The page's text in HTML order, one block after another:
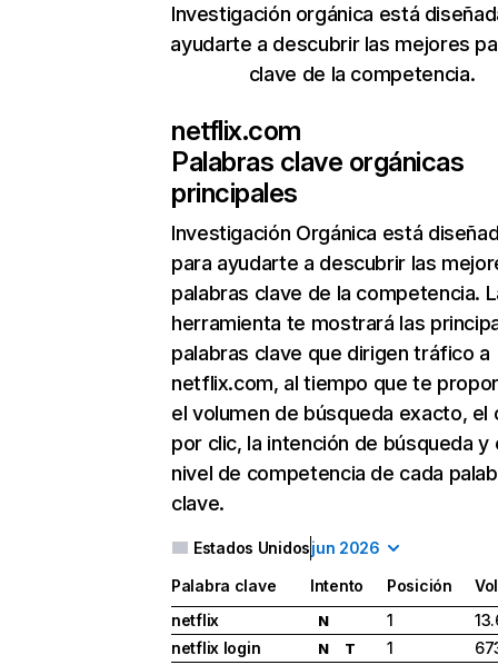
Investigación orgánica está
ayudarte a descubrir las mejores
clave de la competencia.
netflix.com
Palabras clave orgánicas
principales
Investigación Orgánica está
para ayudarte a descubrir las
palabras clave de la competencia.
herramienta te mostrará las
palabras clave que dirigen tráfico a
netflix.com, al tiempo que te
el volumen de búsqueda exacto, el
por clic, la intención de búsqueda y
nivel de competencia de cada
clave.
Estados Unidosjun 2026
Palabra clave Intento Posición
netflix
N 1
netflix login
N T 1